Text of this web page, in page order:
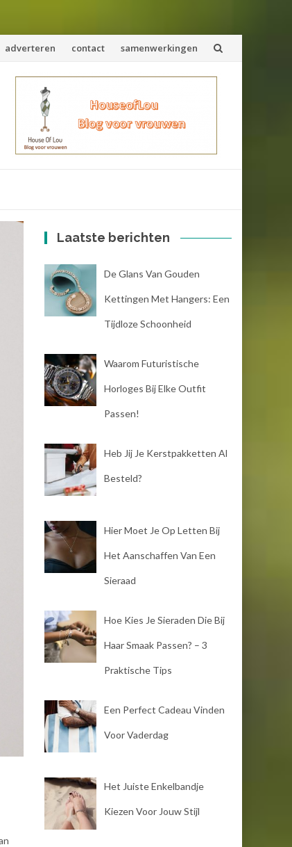
Spring
naar
adverteren contact samenwerkingen
Laatste berichten
De Glans Van Gouden
Kettingen Met Hangers: Een
Tijdloze Schoonheid
Waarom Futuristische
Horloges Bij Elke Outfit
Passen!
Heb Jij Je Kerstpakketten Al
Besteld?
Hier Moet Je Op Letten Bij
Het Aanschaffen Van Een
Sieraad
Hoe Kies Je Sieraden Die Bij
Haar Smaak Passen? – 3
Praktische Tips
Een Perfect Cadeau Vinden
Voor Vaderdag
Het Juiste Enkelbandje
Kiezen Voor Jouw Stijl